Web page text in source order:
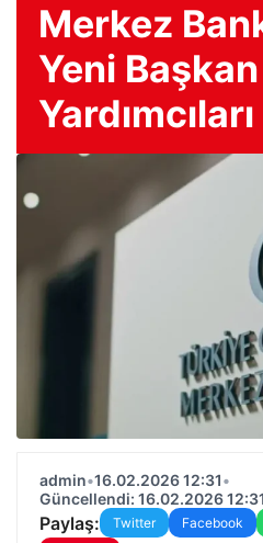
Merkez
Yeni Başkan
admin•16.02.2026 12:31•
Güncellendi: 16.02.2026 12:31
Paylaş: Twitter Facebook